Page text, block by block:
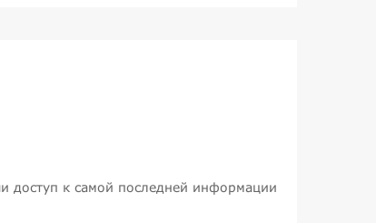
доступ к самой последней информации